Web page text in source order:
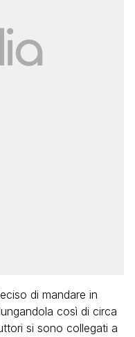
di mandare in
così di circa
si sono collegati a